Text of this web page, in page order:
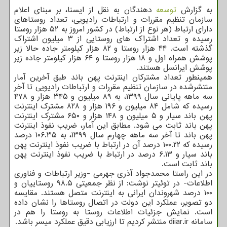
به گزارش توسعه دهندگان به نقل از ایسنا، بر مبنای اعلام
سازمان تنظیم مقررات و ارتباطات رادیویی، تعداد روستاهای
دارای ارتباط (هر نوع از ارتباط) در کشور امروز به ۵۲ هزار روستا
رسیده و تعداد اشتراک های روستایی از ۳ میلیون اشتراک
گذشته است. ۴۴ هزار روستا و ۸۲ هزار کیلومتر جاده حالا زیر
پوشش همراه اول و ۱۸ هزار روستا و ۶۴ هزار کیلومتر جاده زیر
پوشش ایرانسل هستند.
همینطور تعداد مشترکان اینترنت پهن باند طبق آخرین آمار
منتشرشده در سازمان تنظیم مقررات و ارتباطات رادیویی تا آخر
سه ماهه پایانی سال ۱۳۹۹، به ۸۹ میلیون و ۳۴۵ هزار و ۴۷۸
رسیده که شامل ۸۴ میلیون و ۱۹۶ هزار و ۸۲۸ مشترک اینترنت
پهن باند سیار و ۵ میلیون و ۱۴۸ هزار و ۶۵۰ مشترک اینترنت
پهن باند ثابت می شود. مطابق این آمار، ضریب نفوذ اینترنت
پهن باند تا آخر سه ماهه چهارم سال ۱۳۹۹، به ۱۰۶.۳۵ درصد
رسیده که ۱۰۰.۲۲ درصد آن در ارتباط با ضریب نفوذ اینترنت پهن
باند سیار و ۶.۱۳ درصد در ارتباط با ضریب نفوذ اینترنت پهن
باند ثابت است.
در این راستا محمدجواد آذری جهرمی -وزیر ارتباطات و فناوری
اطلاعات- در توئیتر نوشت: از نظر جمعیتی ۹۸.۵ روستاییان و
۱۰۰ درصد شهروندان ایرانی به اینترنت متصل هستند. مقایسه
دو تصویر، عملکرد این دولت در اتصال روستاها را نشان داده
است. نمایش جزئیات اطلاعات روستا به روستا را هم در
سامانه diiar.ir منتشر کردیم تا ارزیابی دقیق عملکرد میسر باشد.